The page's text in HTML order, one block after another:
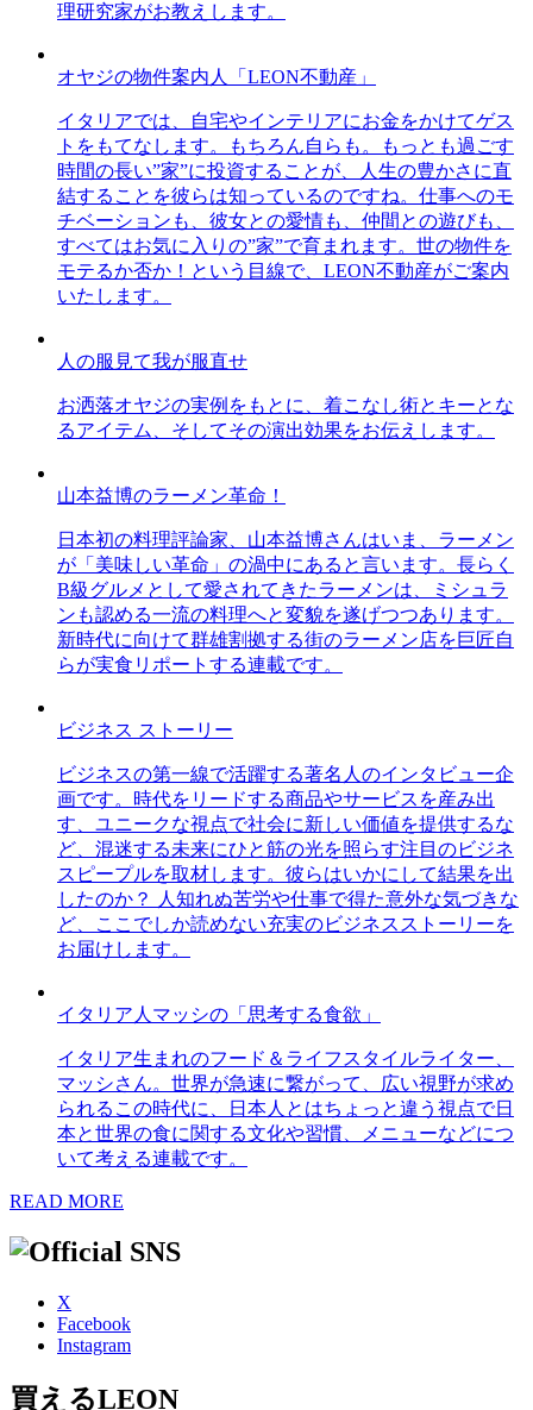
理研究家がお教えします。
オヤジの物件案内人「LEON不動産」
イタリアでは、自宅やインテリアにお金をかけてゲス
トをもてなします。もちろん自らも。もっとも過ごす
時間の長い”家”に投資することが、人生の豊かさに直
結することを彼らは知っているのですね。仕事へのモ
チベーションも、彼女との愛情も、仲間との遊びも、
すべてはお気に入りの”家”で育まれます。世の物件を
モテるか否か！という目線で、LEON不動産がご案内
いたします。
人の服見て我が服直せ
お洒落オヤジの実例をもとに、着こなし術とキーとな
るアイテム、そしてその演出効果をお伝えします。
山本益博のラーメン革命！
日本初の料理評論家、山本益博さんはいま、ラーメン
が「美味しい革命」の渦中にあると言います。長らく
B級グルメとして愛されてきたラーメンは、ミシュラ
ンも認める一流の料理へと変貌を遂げつつあります。
新時代に向けて群雄割拠する街のラーメン店を巨匠自
らが実食リポートする連載です。
ビジネス ストーリー
ビジネスの第一線で活躍する著名人のインタビュー企
画です。時代をリードする商品やサービスを産み出
す、ユニークな視点で社会に新しい価値を提供するな
ど、混迷する未来にひと筋の光を照らす注目のビジネ
スピープルを取材します。彼らはいかにして結果を出
したのか？ 人知れぬ苦労や仕事で得た意外な気づきな
ど、ここでしか読めない充実のビジネスストーリーを
お届けします。
イタリア人マッシの「思考する食欲」
イタリア生まれのフード＆ライフスタイルライター、
マッシさん。世界が急速に繋がって、広い視野が求め
られるこの時代に、日本人とはちょっと違う視点で日
本と世界の食に関する文化や習慣、メニューなどにつ
いて考える連載です。
READ MORE
X
Facebook
Instagram
買えるLEON